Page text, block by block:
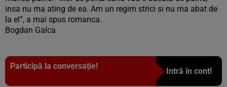
insa nu ma ating de ea. Am un regim strici si nu ma abat de
la el”, a mai spus romanca.
Bogdan Galca
Participă la conversație!
Intră în cont!